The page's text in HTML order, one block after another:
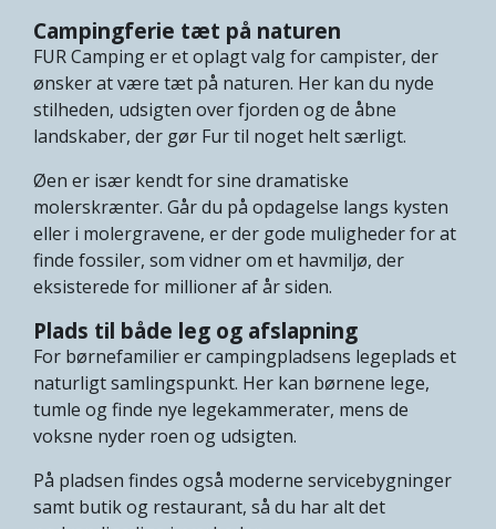
Campingferie tæt på naturen
FUR Camping er et oplagt valg for campister, der
ønsker at være tæt på naturen. Her kan du nyde
stilheden, udsigten over fjorden og de åbne
landskaber, der gør Fur til noget helt særligt.
Øen er især kendt for sine dramatiske
molerskrænter. Går du på opdagelse langs kysten
eller i molergravene, er der gode muligheder for at
finde fossiler, som vidner om et havmiljø, der
eksisterede for millioner af år siden.
Plads til både leg og afslapning
For børnefamilier er campingpladsens legeplads et
naturligt samlingspunkt. Her kan børnene lege,
tumle og finde nye legekammerater, mens de
voksne nyder roen og udsigten.
På pladsen findes også moderne servicebygninger
samt butik og restaurant, så du har alt det